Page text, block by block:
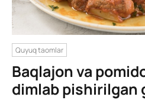
Quyuq taomlar
Baqlajon va
dimlab pishirilgan